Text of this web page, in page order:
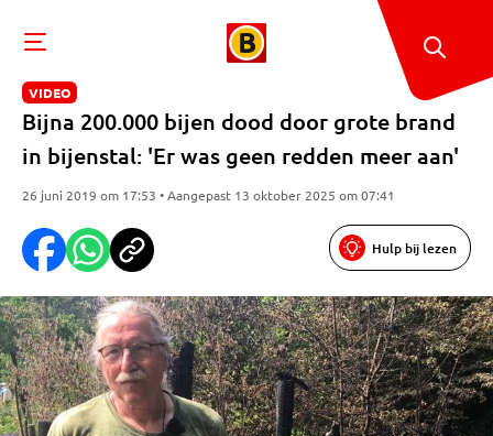
VIDEO
Bijna 200.000 bijen dood door grote brand
in bijenstal: 'Er was geen redden meer aan'
26 juni 2019 om 17:53 • Aangepast 13 oktober 2025 om 07:41
Hulp bij lezen